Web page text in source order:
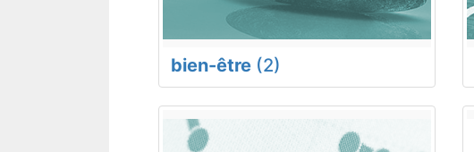
bien-être (2)